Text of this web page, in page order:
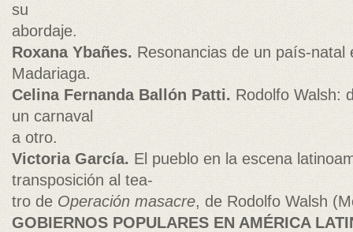
su
abordaje.
Roxana Ybañes. Resonancias de un país-natal
Madariaga.
Celina Fernanda Ballón Patti.Rodolfo Walsh:
un carnaval
a otro.
Victoria García. El pueblo en la escena
transposición al tea-
tro deOperación masacre, de Rodolfo Walsh
GOBIERNOS POPULARES EN AMÉRICA